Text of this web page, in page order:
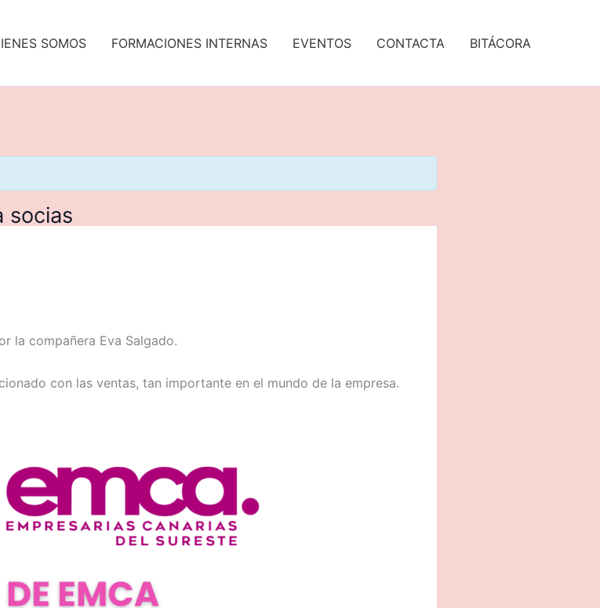
SOMOS FORMACIONES INTERNAS EVENTOS CONTACTA BITÁCORA
socias
la compañera Eva Salgado.
con las ventas, tan importante en el mundo de la empresa.